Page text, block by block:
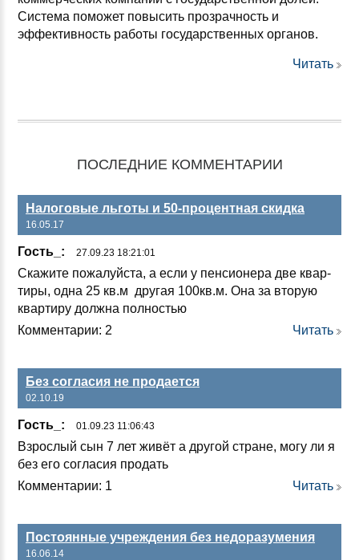
Система поможет повысить прозрачность и
эффективность работы государственных органов.
Читать
ПОСЛЕДНИЕ КОММЕНТАРИИ
Налоговые льготы и 50-процентная скидка
16.05.17
Гость_: 27.09.23 18:21:01
Ска­жи­те по­жа­луй­ста, а ес­ли у пен­си­оне­ра две квар­
ти­ры, од­на 25 кв.м дру­гая 100кв.м. Она за вто­рую
квар­ти­ру дол­жна пол­ностью
Комментарии: 2
Читать
Без согласия не продается
02.10.19
Гость_: 01.09.23 11:06:43
Взрос­лый сын 7 лет жи­вёт а дру­гой стра­не, мо­гу ли я
без его сог­ла­сия про­дать
Комментарии: 1
Читать
Постоянные учреждения без недоразумения
16.06.14